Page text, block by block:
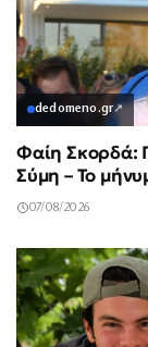
dedomeno.gr↗
Φαίη Σκορδά:
Σύμη – Το
07/08/2026